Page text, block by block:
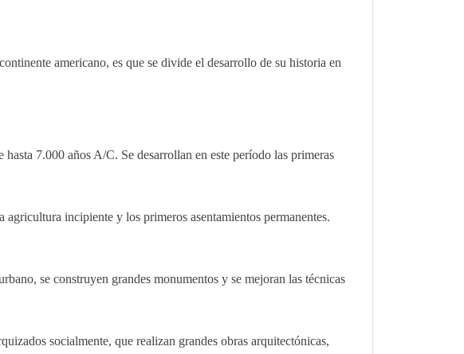
americano, es que se divide el desarrollo de su historia en
7.000 años A/C. Se desarrollan en este período las primeras
incipiente y los primeros asentamientos permanentes.
se construyen grandes monumentos y se mejoran las técnicas
socialmente, que realizan grandes obras arquitectónicas,